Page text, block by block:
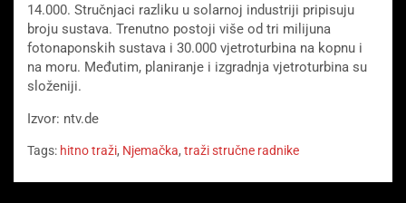
14.000. Stručnjaci razliku u solarnoj industriji pripisuju
broju sustava. Trenutno postoji više od tri milijuna
fotonaponskih sustava i 30.000 vjetroturbina na kopnu i
na moru. Međutim, planiranje i izgradnja vjetroturbina su
složeniji.
Izvor: ntv.de
Tags: hitno traži, Njemačka, traži stručne radnike